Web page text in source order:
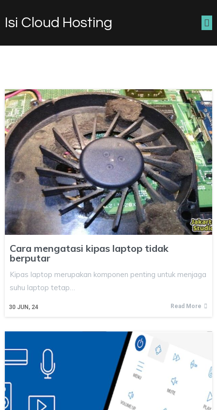
Isi Cloud Hosting
Cara mengatasi kipas laptop tidak
berputar
30 JUN, 24
Kipas laptop merupakan komponen penting untuk menjaga
suhu laptop tetap…
Read More